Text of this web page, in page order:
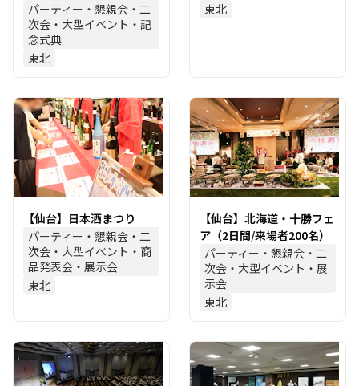
パーティー・懇親会・二
次会・大型イベント・記
念式典
東北
東北
【仙台】日本酒まつり
パーティー・懇親会・二
次会・大型イベント・商
品発表会・展示会
東北
【仙台】北海道・十勝フェ
ア（2日間/来場者200名）
パーティー・懇親会・二
次会・大型イベント・展
示会
東北